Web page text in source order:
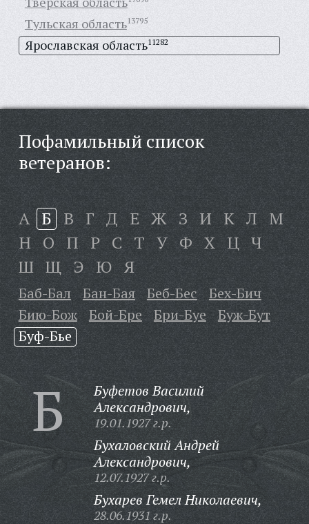
Тульская область13795
Ярославская область11282
Пофамильный список
ветеранов:
А Б В Г Д Е Ж З И К Л М
Н О П Р С Т У Ф Х Ц Ч
Ш Щ Э Ю Я
Баб-Бал Бан-Бая Беб-Бес
Бех-Бич
Бию-Бож
Бой-Бре Бри-Буе
Буж-Бут
Буф-Бье
Б
Буфетов Василий
Александрович,
19.01.1927 г.р.
Бухаловский Андрей
Александрович,
12.07.1927 г.р.
Бухарев Гемел Николаевич,
28.06.1931 г.р.